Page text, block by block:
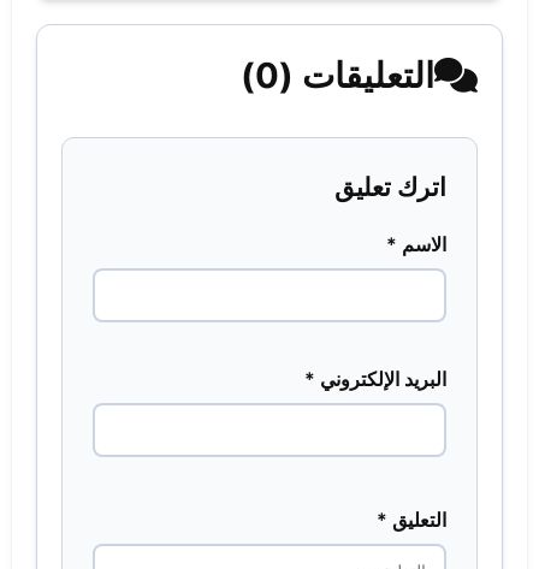
التعليقات (0)
اترك تعليق
الاسم *
البريد الإلكتروني *
التعليق *